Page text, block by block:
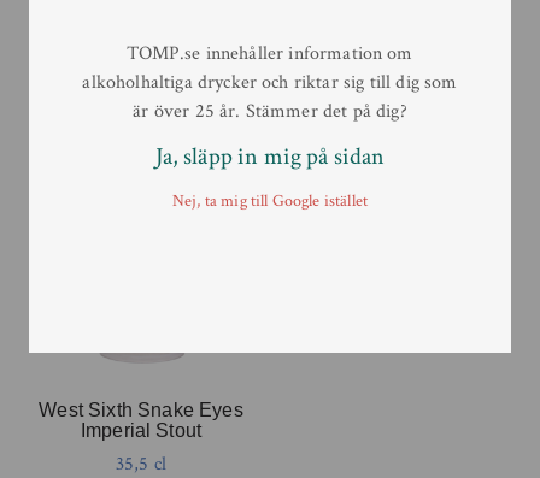
West Sixth Snake Eyes
Imperial Stout
35,5 cl
TOMP.se innehåller information om
alkoholhaltiga drycker och riktar sig till dig som
är över 25 år. Stämmer det på dig?
Ja, släpp in mig på sidan
Nej, ta mig till Google istället